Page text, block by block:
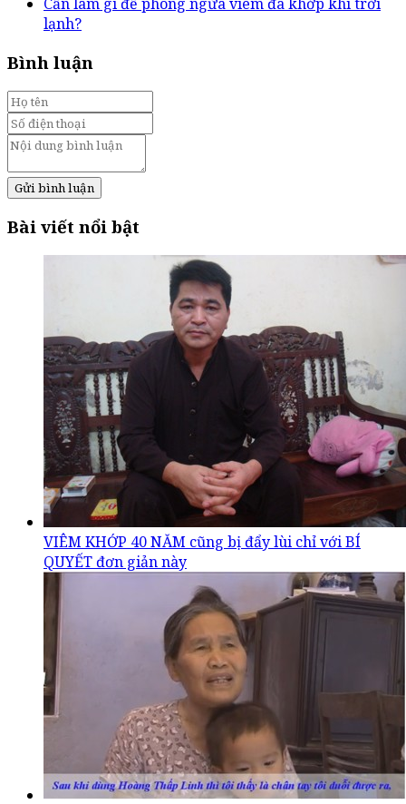
lạnh?
Bình luận
Gửi bình luận
Bài viết nổi bật
VIÊM KHỚP 40 NĂM cũng bị đẩy lùi chỉ với BÍ
QUYẾT đơn giản này